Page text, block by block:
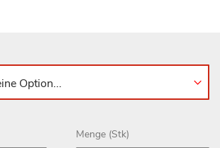
Menge (Stk)